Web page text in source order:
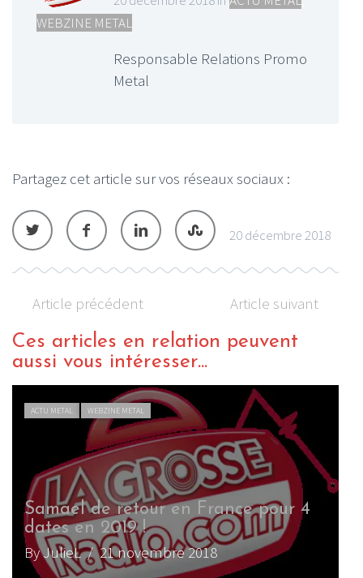
WEBZINE METAL
Responsable Relations Promo
Metal
Partagez cet article sur vos réseaux sociaux :
20 décembre 2018
Article précédent Article suivant
Ces articles en relation peuvent
aussi vous intéresser...
ACTU METAL WEBZINE METAL
Samael de retour en France pour 4
dates en 2019 !
By JulieL/ 21 novembre 2018